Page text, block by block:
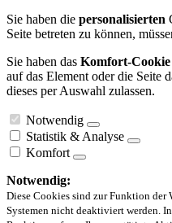
Sie haben die personalisierten
Seite betreten zu können,
Sie haben das Komfort-Cookie
auf das Element oder die Seite
dieses per Auswahl zulassen.
Notwendig
Statistik & Analyse
Komfort
Notwendig:
Diese Cookies sind zur Funktion
Systemen nicht deaktiviert werden.